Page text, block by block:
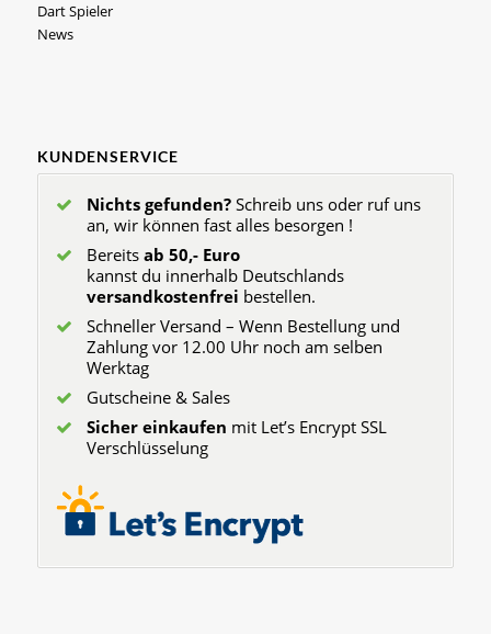
Dart Spieler
News
KUNDENSERVICE
Nichts gefunden?Schreib uns oder ruf uns
an, wir können fast alles besorgen !
Bereits ab 50,- Euro
kannst du innerhalb Deutschlands
versandkostenfrei bestellen.
Schneller Versand – Wenn Bestellung und
Zahlung vor 12.00 Uhr noch am selben
Werktag
Gutscheine & Sales
Sicher einkaufen mit Let’s Encrypt SSL
Verschlüsselung